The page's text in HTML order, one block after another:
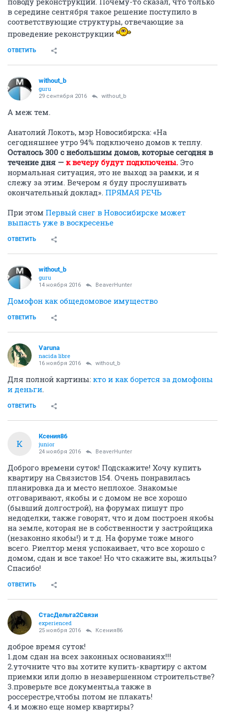
в середине сентября такое решение поступило в
соответствующие структуры, отвечающие за
проведение реконструкции
ОТВЕТИТЬ
without_b
guru
29 сентября 2016 without_b
А меж тем.
Анатолий Локоть, мэр Новосибирска: «На
сегодняшнее утро 94% подключено домов к теплу.
Осталось 300 с небольшим домов, которые сегодня в
течение дня — к вечеру будут подключены. Это
нормальная ситуация, это не выход за рамки, и я
слежу за этим. Вечером я буду прослушивать
окончательный доклад». ПРЯМАЯ РЕЧЬ
При этом Первый снег в Новосибирске может
выпасть уже в воскресенье
ОТВЕТИТЬ
without_b
guru
14 ноября 2016 BeaverHunter
Домофон как общедомовое имущество
ОТВЕТИТЬ
Varuna
nacida libre
16 ноября 2016 without_b
Для полной картины: кто и как борется за домофоны
и деньги.
ОТВЕТИТЬ
К
Ксения86
junior
24 ноября 2016 BeaverHunter
Доброго времени суток! Подскажите! Хочу купить
квартиру на Связистов 154. Очень понравилась
планировка да и место неплохое. Знакомые
отговаривают, якобы и с домом не все хорошо
(бывший долгострой), на форумах пишут про
недоделки, также говорят, что и дом построен якобы
на земле, которая не в собственности у застройщика
(незаконно якобы!) и т.д. На форуме тоже много
всего. Риелтор меня успокаивает, что все хорошо с
домом, сдан и все такое! Но что скажите вы, жильцы?
Спасибо!
ОТВЕТИТЬ
СтасДельта2Связи
experienced
25 ноября 2016 Ксения86
доброе время суток!
1.дом сдан на всех законных основаниях!!!
2.уточните что вы хотите купить-квартиру с актом
приемки или долю в незавершенном строительстве?
3.проверьте все документы,а также в
россерестре,чтобы потом не плакать!
4.и можно еще номер квартиры?